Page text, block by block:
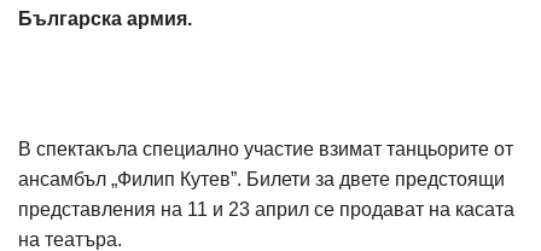
Българска армия.
В спектакъла специално участие взимат танцьорите от
ансамбъл „Филип Кутев”. Билети за двете предстоящи
представления на 11 и 23 април се продават на касата
на театъра.